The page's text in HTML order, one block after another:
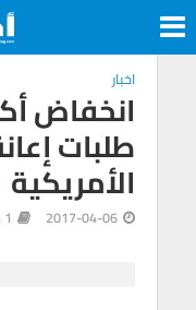
اخبار
انخفاض
طلبات
الأمريكية
2017-04-06 1 منذ دقيقة